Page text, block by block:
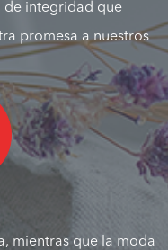
de integridad que
promesa a nuestros
mientras que la moda